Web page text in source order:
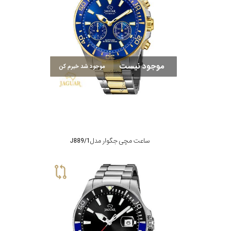
موجود نیست موجود شد خبرم کن
ساعت مچی جگوار مدل J889/1